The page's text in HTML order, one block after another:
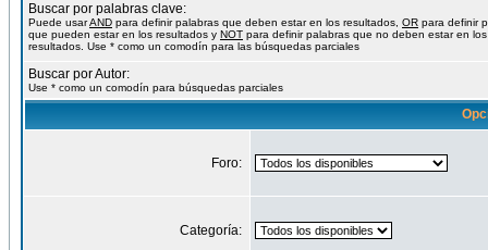
Buscar por palabras clave:
Puede usarAND para definir palabras que deben estar en los resultados, OR para definir
que pueden estar en los resultados y NOT para definir palabras que no deben estar en los
resultados. Use * como un comodín para las búsquedas parciales
Buscar por Autor:
Use * como un comodín para búsquedas parciales
Foro:
Categoría: